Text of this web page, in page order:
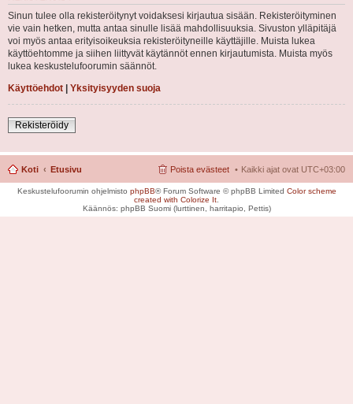
Sinun tulee olla rekisteröitynyt voidaksesi kirjautua sisään. Rekisteröityminen
vie vain hetken, mutta antaa sinulle lisää mahdollisuuksia. Sivuston ylläpitäjä
voi myös antaa erityisoikeuksia rekisteröityneille käyttäjille. Muista lukea
käyttöehtomme ja siihen liittyvät käytännöt ennen kirjautumista. Muista myös
lukea keskustelufoorumin säännöt.
Käyttöehdot | Yksityisyyden suoja
Rekisteröidy
Koti Etusivu Kaikki ajat ovat UTC+03:00
Poista evästeet
Keskustelufoorumin ohjelmisto phpBB® Forum Software © phpBB Limited Color scheme
created with Colorize It
Käännös: phpBB Suomi (lurttinen, harritapio, Pettis)